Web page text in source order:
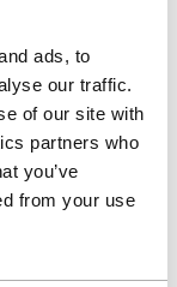
ads, to
our traffic.
of our site with
partners who
you’ve
from your use